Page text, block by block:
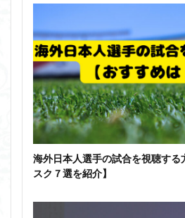
海外日本人選手の試合を視聴する
スク７選を紹介】